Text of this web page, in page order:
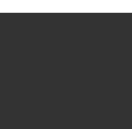
с уступом и